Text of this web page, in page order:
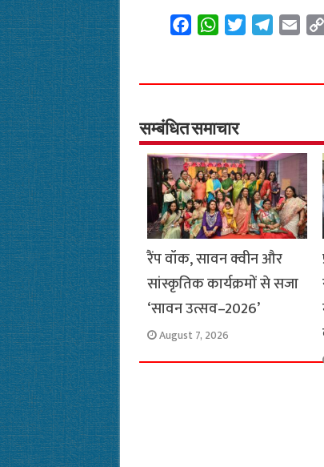
e
o
o
k
W
t
A
p
p
t
r
e
a
m
i
सम्बंधित समाचार
रैंप वॉक, सावन क्वीन और
सांस्कृतिक कार्यक्रमों से सजा
‘सावन उत्सव–2026’
August 7, 2026